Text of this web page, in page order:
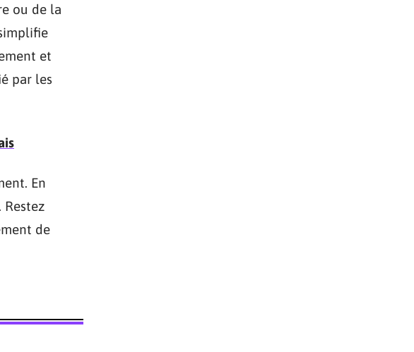
ou de la
et
par les
En
de